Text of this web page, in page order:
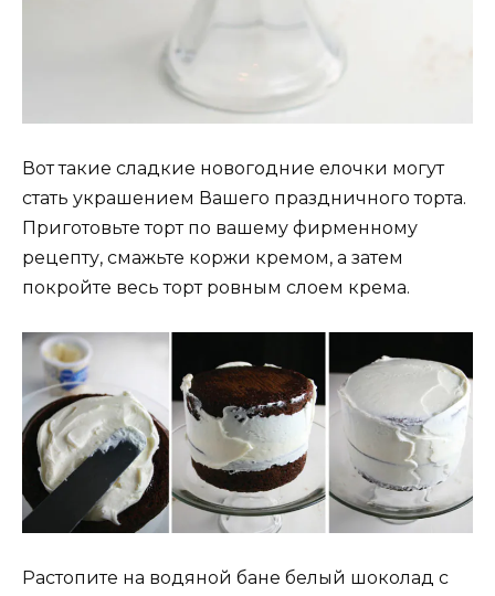
Вот такие сладкие новогодние елочки могут
стать украшением Вашего праздничного торта.
Приготовьте торт по вашему фирменному
рецепту, смажьте коржи кремом, а затем
покройте весь торт ровным слоем крема.
Растопите на водяной бане белый шоколад с